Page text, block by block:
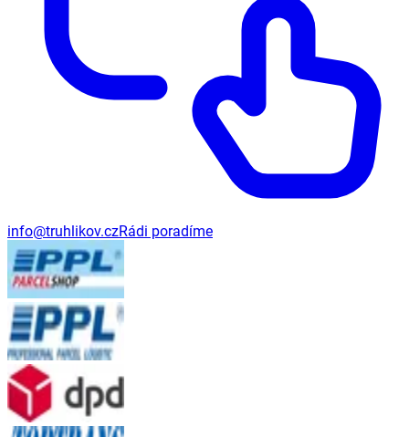
info@truhlikov.czRádi poradíme